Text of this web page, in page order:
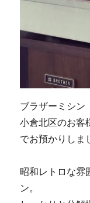
ブラザーミシン
小倉北区のお客
でお預かりしま
昭和レトロな雰
ン。